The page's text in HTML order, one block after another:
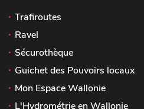
Trafiroutes
Ravel
Sécurothèque
Guichet des Pouvoirs locaux
Mon Espace Wallonie
L'Hydrométrie en Wallonie